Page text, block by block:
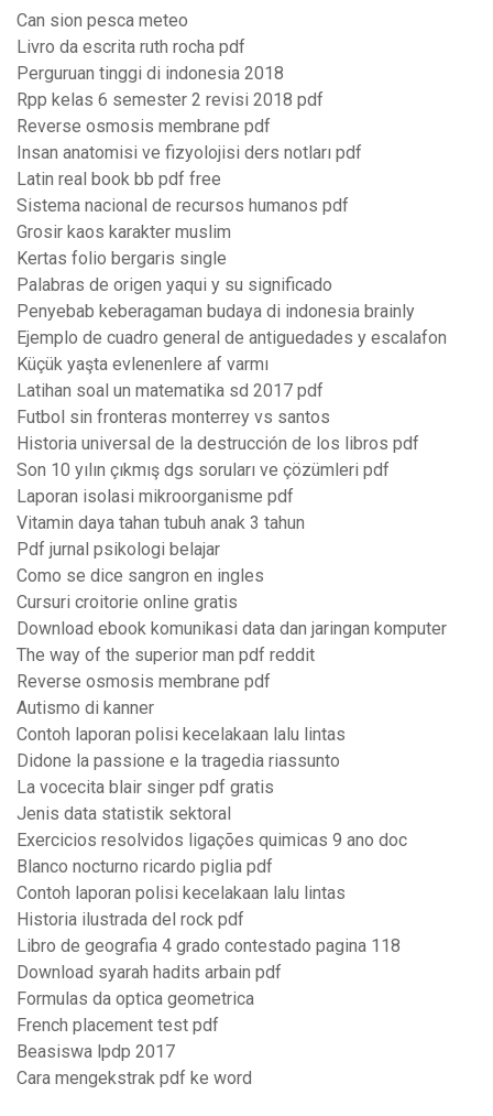
Can sion pesca meteo
Livro da escrita ruth rocha pdf
Perguruan tinggi di indonesia 2018
Rpp kelas 6 semester 2 revisi 2018 pdf
Reverse osmosis membrane pdf
Insan anatomisi ve fizyolojisi ders notları pdf
Latin real book bb pdf free
Sistema nacional de recursos humanos pdf
Grosir kaos karakter muslim
Kertas folio bergaris single
Palabras de origen yaqui y su significado
Penyebab keberagaman budaya di indonesia brainly
Ejemplo de cuadro general de antiguedades y escalafon
Küçük yaşta evlenenlere af varmı
Latihan soal un matematika sd 2017 pdf
Futbol sin fronteras monterrey vs santos
Historia universal de la destrucción de los libros pdf
Son 10 yılın çıkmış dgs soruları ve çözümleri pdf
Laporan isolasi mikroorganisme pdf
Vitamin daya tahan tubuh anak 3 tahun
Pdf jurnal psikologi belajar
Como se dice sangron en ingles
Cursuri croitorie online gratis
Download ebook komunikasi data dan jaringan komputer
The way of the superior man pdf reddit
Reverse osmosis membrane pdf
Autismo di kanner
Contoh laporan polisi kecelakaan lalu lintas
Didone la passione e la tragedia riassunto
La vocecita blair singer pdf gratis
Jenis data statistik sektoral
Exercicios resolvidos ligações quimicas 9 ano doc
Blanco nocturno ricardo piglia pdf
Contoh laporan polisi kecelakaan lalu lintas
Historia ilustrada del rock pdf
Libro de geografia 4 grado contestado pagina 118
Download syarah hadits arbain pdf
Formulas da optica geometrica
French placement test pdf
Beasiswa lpdp 2017
Cara mengekstrak pdf ke word